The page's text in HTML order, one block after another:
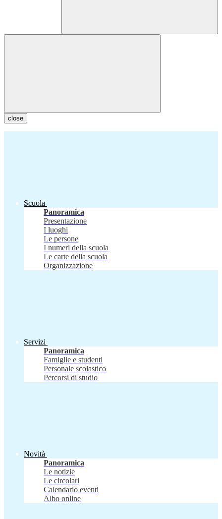
close
Scuola
Panoramica
Presentazione
I luoghi
Le persone
I numeri della scuola
Le carte della scuola
Organizzazione
Servizi
Panoramica
Famiglie e studenti
Personale scolastico
Percorsi di studio
Novità
Panoramica
Le notizie
Le circolari
Calendario eventi
Albo online